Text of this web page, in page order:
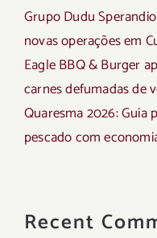
Grupo Dudu
novas operações em
Eagle BBQ & Burger
carnes defumadas de
Quaresma 2026:
pescado com
Recent